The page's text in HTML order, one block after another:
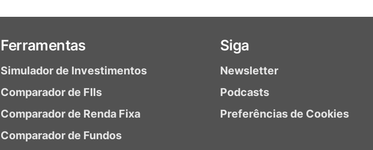
Ferramentas
Simulador de Investimentos
Comparador de FIIs
Comparador de Renda Fixa
Comparador de Fundos
Siga
Newsletter
Podcasts
Preferências de Cookies